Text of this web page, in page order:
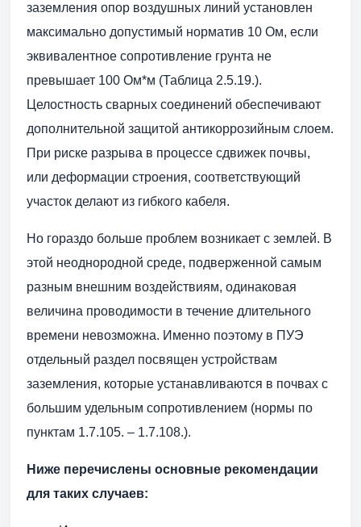
заземления опор воздушных линий установлен
максимально допустимый норматив 10 Ом, если
эквивалентное сопротивление грунта не
превышает 100 Ом*м (Таблица 2.5.19.).
Целостность сварных соединений обеспечивают
дополнительной защитой антикоррозийным слоем.
При риске разрыва в процессе сдвижек почвы,
или деформации строения, соответствующий
участок делают из гибкого кабеля.
Но гораздо больше проблем возникает с землей. В
этой неоднородной среде, подверженной самым
разным внешним воздействиям, одинаковая
величина проводимости в течение длительного
времени невозможна. Именно поэтому в ПУЭ
отдельный раздел посвящен устройствам
заземления, которые устанавливаются в почвах с
большим удельным сопротивлением (нормы по
пунктам 1.7.105. – 1.7.108.).
Ниже перечислены основные рекомендации
для таких случаев: